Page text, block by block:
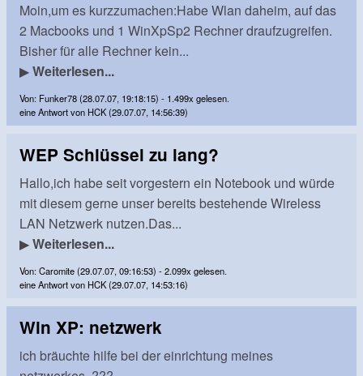
Moin,um es kurzzumachen:Habe Wlan daheim, auf das
2 Macbooks und 1 WinXpSp2 Rechner draufzugreifen.
Bisher für alle Rechner kein...
▶Weiterlesen...
Von: Funker78 (28.07.07, 19:18:15) - 1.499x gelesen.
eine Antwort von HCK (29.07.07, 14:56:39)
WEP Schlüssel zu lang?
Hallo,ich habe seit vorgestern ein Notebook und würde
mit diesem gerne unser bereits bestehende Wireless
LAN Netzwerk nutzen.Das...
▶Weiterlesen...
Von: Caromite (29.07.07, 09:16:53) - 2.099x gelesen.
eine Antwort von HCK (29.07.07, 14:53:16)
Win XP: netzwerk
ich bräuchte hilfe bei der einrichtung meines